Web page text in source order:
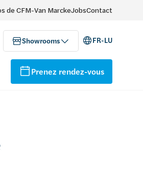
de CFM-Van MarckeJobsContact
Showrooms FR-LU
Prenez rendez-vous